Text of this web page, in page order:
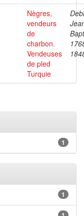
Nègres,
vendeurs
de
charbon.
Vendeuses
de pled
Turquie
1
1